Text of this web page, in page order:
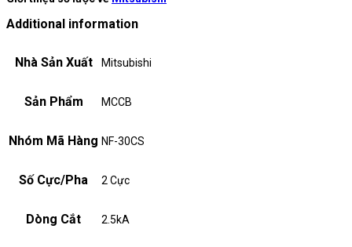
Additional information
Nhà Sản Xuất Mitsubishi
Sản Phẩm MCCB
Nhóm Mã Hàng NF-30CS
Số Cực/Pha 2 Cực
Dòng Cắt 2.5kA